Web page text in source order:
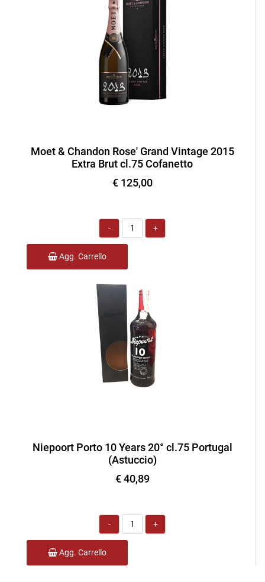
Moet & Chandon Rose' Grand Vintage 2015
Extra Brut cl.75 Cofanetto
€ 125,00
Quantità
Agg. Carrello
Niepoort Porto 10 Years 20° cl.75 Portugal
(Astuccio)
€ 40,89
Quantità
Agg. Carrello